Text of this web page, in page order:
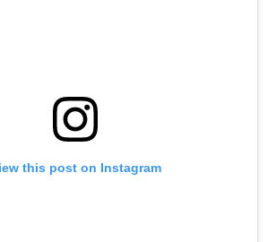
this post on Instagram